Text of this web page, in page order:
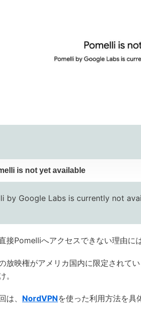
is not yet available
by Google Labs is currently not
接Pomelliへアクセスできない理由には
放映権がアメリカ国内に限定されてい
。
は、 NordVPNを使った利用方法を具